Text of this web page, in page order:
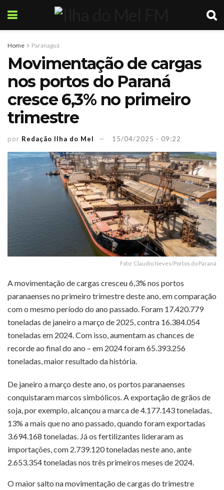
Home Paranaguá
Movimentação de cargas
nos portos do Paraná
cresce 6,3% no primeiro
trimestre
por Redação Ilha do Mel 15/04/2025 - 09:22
Foto: Claudio Neves/Portos do Paraná
A movimentação de cargas cresceu 6,3% nos portos
paranaenses no primeiro trimestre deste ano, em comparação
com o mesmo período do ano passado. Foram 17.420.779
toneladas de janeiro a março de 2025, contra 16.384.054
toneladas em 2024. Com isso, aumentam as chances de
recorde ao final do ano – em 2024 foram 65.393.256
toneladas, maior resultado da história.
De janeiro a março deste ano, os portos paranaenses
conquistaram marcos simbólicos. A exportação de grãos de
soja, por exemplo, alcançou a marca de 4.177.143 toneladas,
13% a mais que no ano passado, quando foram exportadas
3.694.168 toneladas. Já os fertilizantes lideraram as
importações, com 2.739.120 toneladas neste ano, ante
2.653.354 toneladas nos três primeiros meses de 2024.
O maior salto na movimentação de cargas do trimestre